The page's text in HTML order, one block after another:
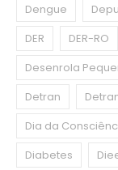
Dengue
DER
DER-RO
Desenrola
Detran
Dia da
Diabetes